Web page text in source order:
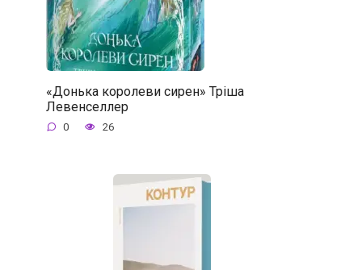
«Донька королеви сирен» Тріша
Левенселлер
0 26